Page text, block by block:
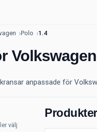
Polo 1.4
anpassade för
välj